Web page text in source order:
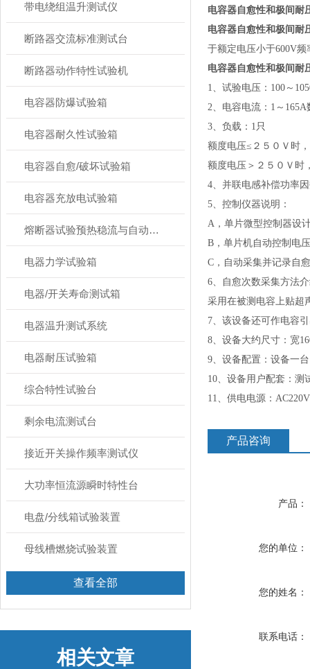
带电绕组温升测试仪
断路器交流标准测试台
断路器动作特性试验机
电容器防爆试验箱
电容器耐久性试验箱
电容器自愈/破坏试验箱
电容器充放电试验箱
熔断器试验预热稳流与自动转换装置测试台
电器力学试验箱
电器/开关寿命测试箱
电器温升测试系统
电器耐压试验箱
综合特性试验台
剩余电流测试台
接近开关操作频率测试仪
大功率恒流源瞬时特性台
电盘/分线箱试验装置
母线槽燃烧试验装置
查看全部
相关文章
电容器自愈性和极间耐
电容器自愈性和极间耐
于额定电压小于600V
电容器自愈性和极间耐
1、试验电压：100～
2、电容电流：1～165A
3、负载：1只
额度电压≤２５０Ｖ时
额度电压＞２５０Ｖ时
4、并联电感补偿功率
5、控制仪器说明：
A，单片微型控制器设
B，单片机自动控制电
C，自动采集并记录自
6、自愈次数采集方法
采用在被测电容上贴超
7、该设备还可作电容
8、设备大约尺寸：宽
9、设备配置：设备一
10、设备用户配套：测
11、供电电源：
产品咨询
产品：
您的单位：
您的姓名：
联系电话：